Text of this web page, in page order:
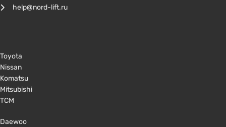
help@nord-lift.ru
Toyota
Nissan
Komatsu
Mitsubishi
TCM
Daewoo